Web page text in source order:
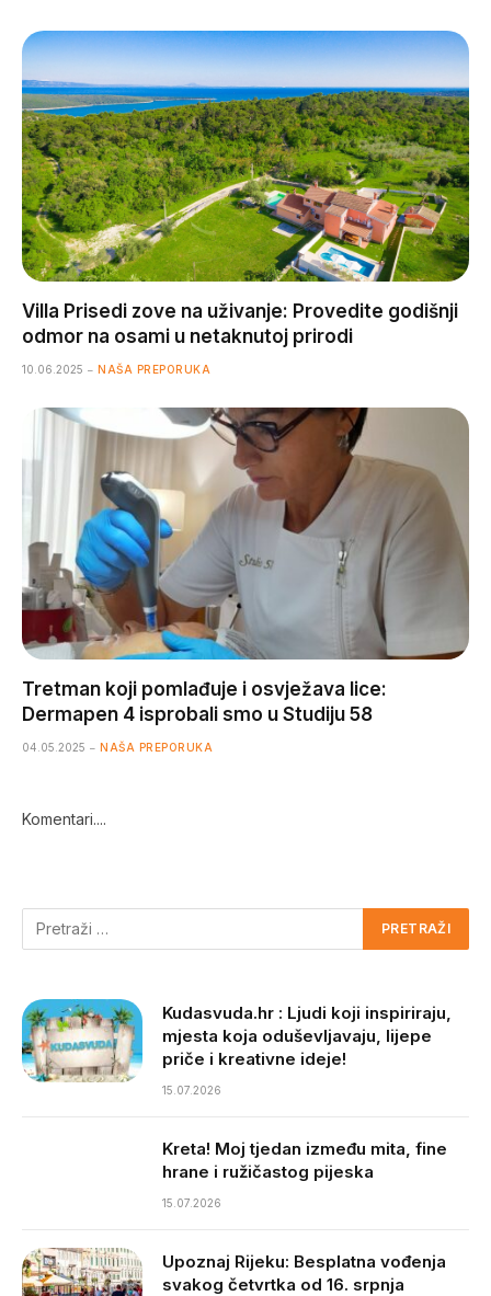
Villa Prisedi zove na uživanje: Provedite godišnji
odmor na osami u netaknutoj prirodi
10.06.2025 NAŠA PREPORUKA
Tretman koji pomlađuje i osvježava lice:
Dermapen 4 isprobali smo u Studiju 58
04.05.2025 NAŠA PREPORUKA
Komentari....
Kudasvuda.hr : Ljudi koji inspiriraju,
mjesta koja oduševljavaju, lijepe
priče i kreativne ideje!
15.07.2026
Kreta! Moj tjedan između mita, fine
hrane i ružičastog pijeska
15.07.2026
Upoznaj Rijeku: Besplatna vođenja
svakog četvrtka od 16. srpnja